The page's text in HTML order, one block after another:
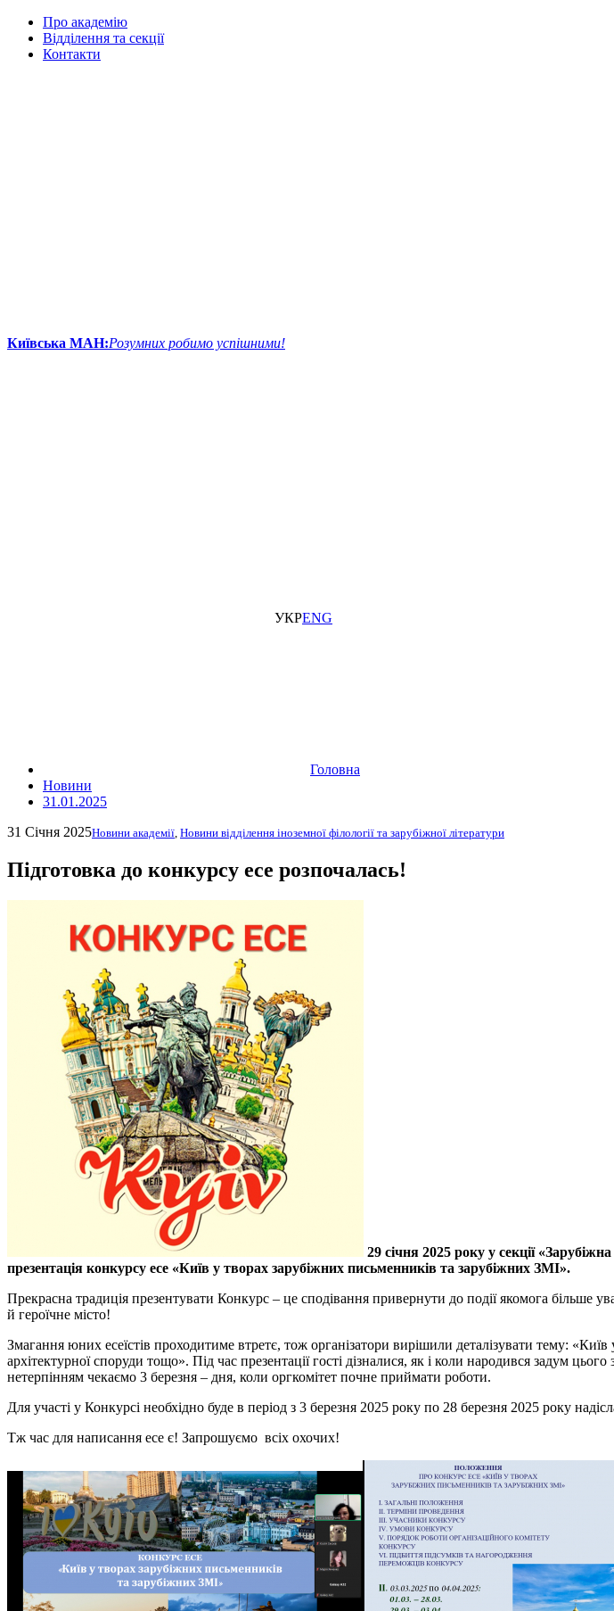
Про академію
Відділення та секції
Контакти
Київська МАН:Розумних робимо успішними!
УКРENG
Головна
Новини
31.01.2025
31 Січня 2025Новини академії, Новини відділення іноземної філології та зарубіжної літератури
Підготовка до конкурсу есе розпочалась!
29 січня 2025 року у секції
презентація конкурсу есе «Київ у творах зарубіжних письменників та зарубіжних ЗМІ».
Прекрасна традиція презентувати Конкурс ‒ це сподівання привернути до події якомога більше
й героїчне місто!
Змагання юних есеїстів проходитиме втретє, тож організатори вирішили деталізувати тему:
архітектурної споруди тощо». Під час презентації гості дізналися, як і коли народився задум
нетерпінням чекаємо 3 березня ‒ дня, коли оргкомітет почне приймати роботи.
Для участі у Конкурсі необхідно буде в період з 3 березня 2025 року по 28 березня 2025 року
Тж час для написання есе є! Запрошуємо всіх охочих!